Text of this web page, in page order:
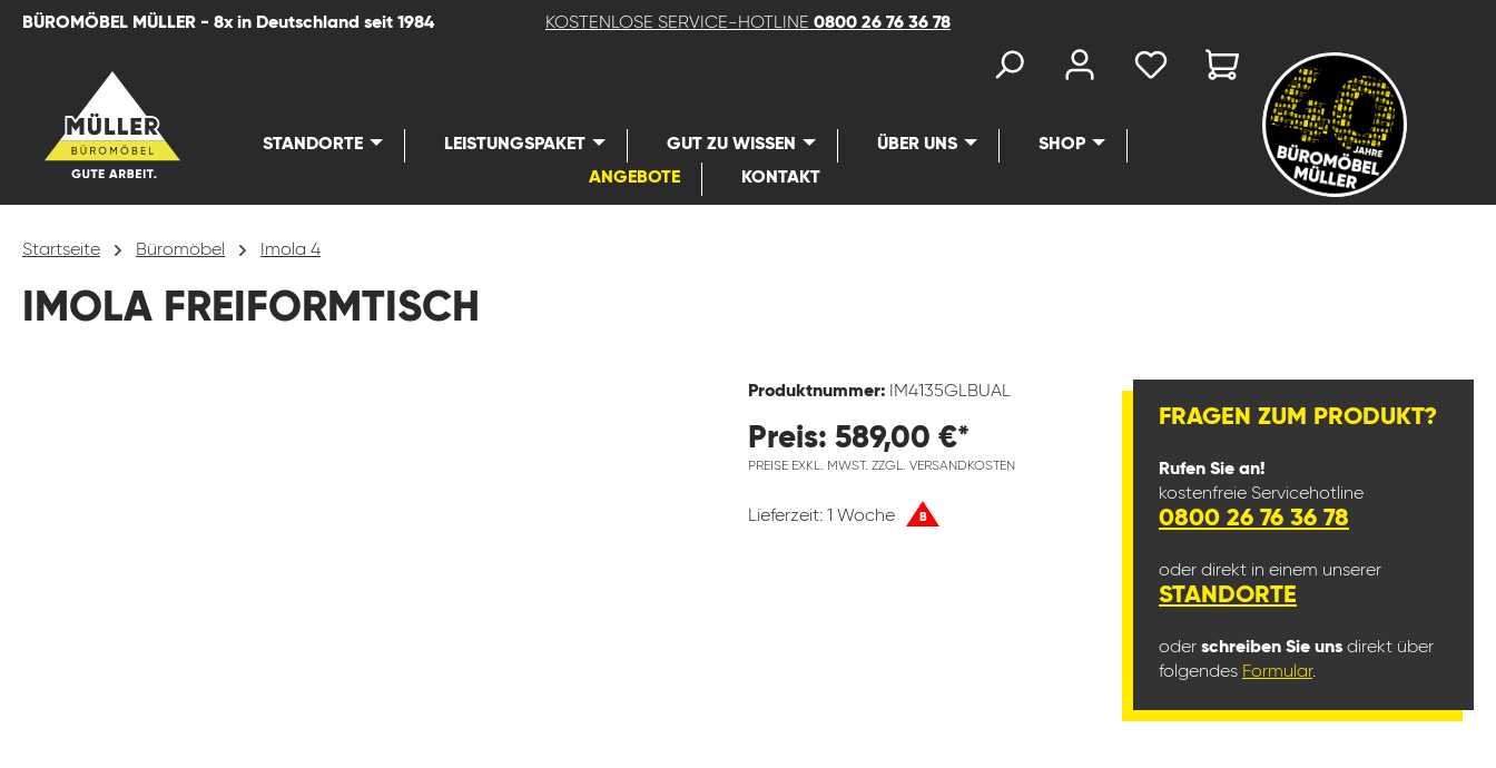
Zur Hauptnavigation springen
BÜROMÖBEL MÜLLER - 8x in Deutschland seit 1984 KOSTENLOSE SERVICE-HOTLINE 0800 26 76 36 78
STANDORTE LEISTUNGSPAKET GUT ZU WISSEN ÜBER UNS
SHOP
ANGEBOTE
KONTAKT
Startseite Büromöbel Imola 4
IMOLA FREIFORMTISCH
Produktnummer: IM4135GLBUAL
Preis: 589,00 €*
PREISE EXKL. MWST. ZZGL. VERSANDKOSTEN
Lieferzeit: 1 Woche B
FRAGEN ZUM PRODUKT?
Rufen Sie an!
kostenfreie Servicehotline
0800 26 76 36 78
oder direkt in einem unserer
STANDORTE
oder schreiben Sie uns direkt über
folgendes Formular.